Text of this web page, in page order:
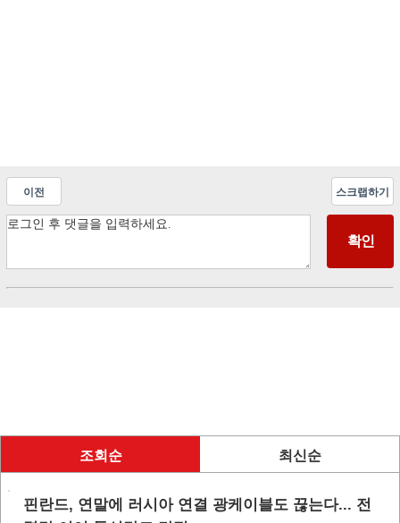
이전 스크랩하기
조회순 최신순
핀란드, 연말에 러시아 연결 광케이블도 끊는다... 전